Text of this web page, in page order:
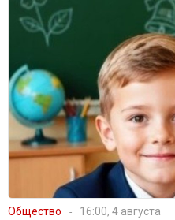
Общество 16:00, 4 августа